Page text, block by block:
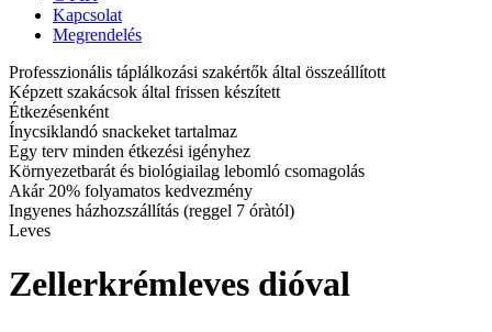
Kapcsolat
Megrendelés
Professzionális táplálkozási szakértők által összeállított
Képzett szakácsok által frissen készített
Étkezésenként
Ínycsiklandó snackeket tartalmaz
Egy terv minden étkezési igényhez
Környezetbarát és biológiailag lebomló csomagolás
Akár 20% folyamatos kedvezmény
Ingyenes házhozszállítás (reggel 7 óràtól)
Leves
Zellerkrémleves dióval